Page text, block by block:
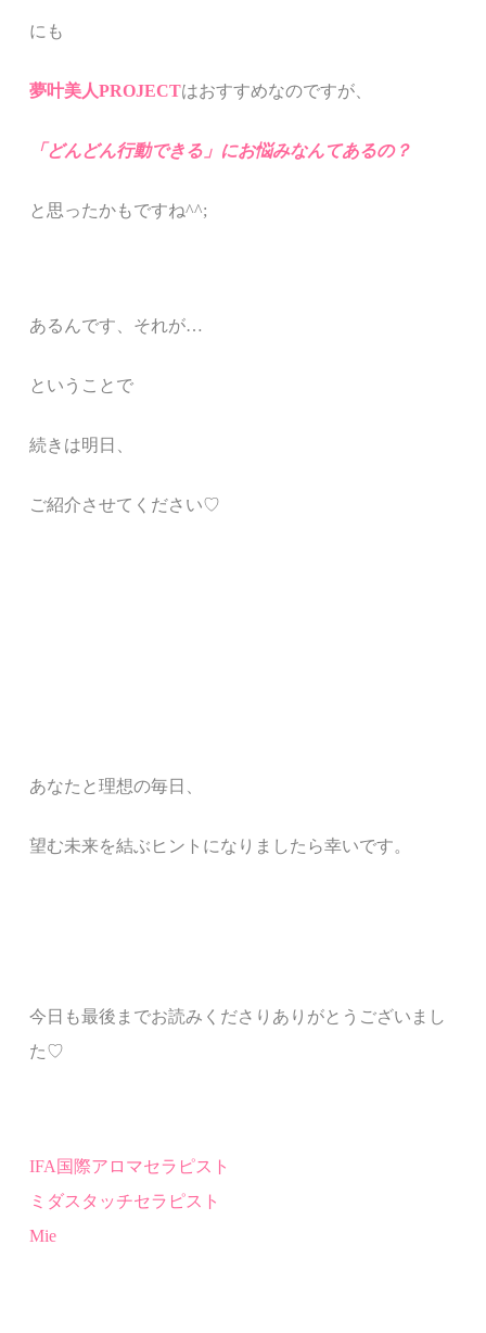
にも
夢叶美人PROJECTはおすすめなのですが、
「どんどん行動できる」にお悩みなんてあるの？
と思ったかもですね^^;
あるんです、それが…
ということで
続きは明日、
ご紹介させてください♡
あなたと理想の毎日、
望む未来を結ぶ ヒント になりましたら幸いです。
今日も最後までお読みくださりありがとうございまし
た♡
IFA 国際アロマセラピスト
ミダスタッチセラピスト
Mie